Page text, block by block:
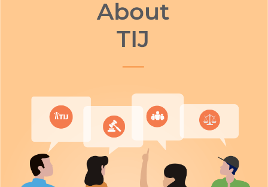
ข้อมูลน่าสนใจ
ดาวน์โหลดข้อกำหนดกรุงเทพ
/ EN
> Bangkok Rules Training